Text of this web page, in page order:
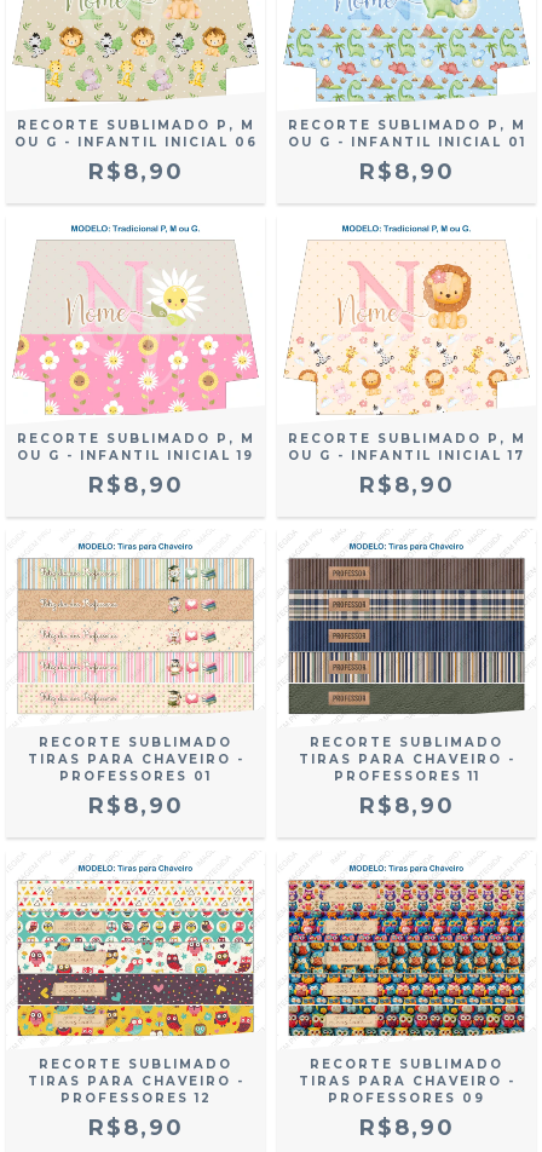
RECORTE SUBLIMADO P, M
OU G - INFANTIL INICIAL 06
R$8,90
RECORTE SUBLIMADO P, M
OU G - INFANTIL INICIAL 01
R$8,90
RECORTE SUBLIMADO P, M
OU G - INFANTIL INICIAL 19
R$8,90
RECORTE SUBLIMADO P, M
OU G - INFANTIL INICIAL 17
R$8,90
RECORTE SUBLIMADO
TIRAS PARA CHAVEIRO -
PROFESSORES 01
R$8,90
RECORTE SUBLIMADO
TIRAS PARA CHAVEIRO -
PROFESSORES 11
R$8,90
RECORTE SUBLIMADO
TIRAS PARA CHAVEIRO -
PROFESSORES 12
R$8,90
RECORTE SUBLIMADO
TIRAS PARA CHAVEIRO -
PROFESSORES 09
R$8,90